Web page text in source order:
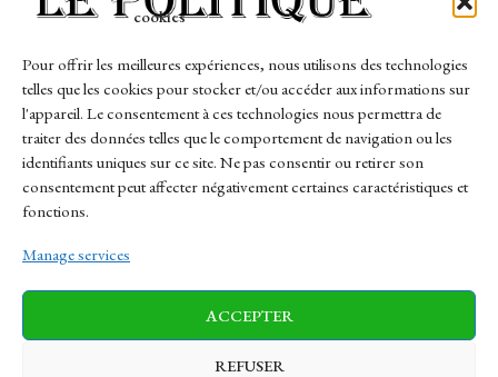
cookies
Pour offrir les meilleures expériences, nous utilisons des technologies
telles que les cookies pour stocker et/ou accéder aux informations sur
l'appareil. Le consentement à ces technologies nous permettra de
traiter des données telles que le comportement de navigation ou les
identifiants uniques sur ce site. Ne pas consentir ou retirer son
consentement peut affecter négativement certaines caractéristiques et
fonctions.
Manage services
ACCEPTER
REFUSER
Links
Contact
Sitemap
News Finance-Marches Politics
Business Tech Health Sports Travel